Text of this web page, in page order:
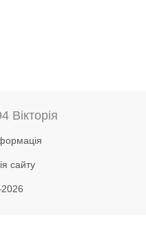
Вікторія
сайту